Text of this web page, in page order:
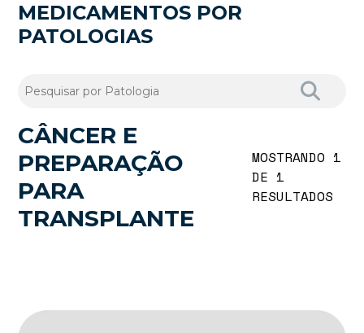
MEDICAMENTOS POR
PATOLOGIAS
CÂNCER E
PREPARAÇÃO
PARA
TRANSPLANTE
MOSTRANDO 1
DE 1
RESULTADOS